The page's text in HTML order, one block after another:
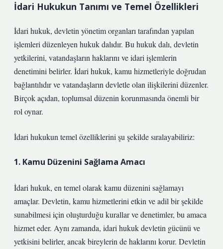
İdari Hukukun Tanımı ve Temel Özellikleri
İdari hukuk, devletin yönetim organları tarafından yapılan
işlemleri düzenleyen hukuk dalıdır. Bu hukuk dalı, devletin
yetkilerini, vatandaşların haklarını ve idari işlemlerin
denetimini belirler. İdari hukuk, kamu hizmetleriyle doğrudan
bağlantılıdır ve vatandaşların devletle olan ilişkilerini düzenler.
Birçok açıdan, toplumsal düzenin korunmasında önemli bir
rol oynar.
İdari hukukun temel özelliklerini şu şekilde sıralayabiliriz:
1. Kamu Düzenini Sağlama Amacı
İdari hukuk, en temel olarak kamu düzenini sağlamayı
amaçlar. Devletin, kamu hizmetlerini etkin ve adil bir şekilde
sunabilmesi için oluşturduğu kurallar ve denetimler, bu amaca
hizmet eder. Aynı zamanda, idari hukuk devletin gücünü ve
yetkisini belirler, ancak bireylerin de haklarını korur. Devletin